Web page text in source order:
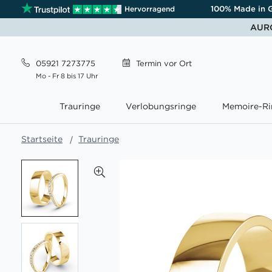
Hervorragend 100% Made in
05921 7273775
Mo - Fr 8 bis 17 Uhr
Termin vor Ort
Trauringe Verlobungsringe Memoire-
Startseite Trauringe
Ende
der
Bildgalerie
springen